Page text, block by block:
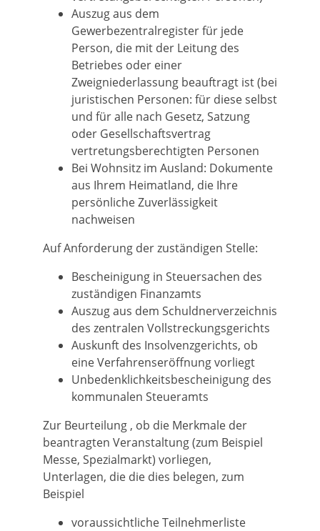
Auszug aus dem
Gewerbezentralregister für jede
Person, die mit der Leitung des
Betriebes oder einer
Zweigniederlassung beauftragt ist (bei
juristischen Personen: für diese selbst
und für alle nach Gesetz, Satzung
oder Gesellschaftsvertrag
vertretungsberechtigten Personen
Bei Wohnsitz im Ausland: Dokumente
aus Ihrem Heimatland, die Ihre
persönliche Zuverlässigkeit
nachweisen
Auf Anforderung der zuständigen Stelle:
Bescheinigung in Steuersachen des
zuständigen Finanzamts
Auszug aus dem Schuldnerverzeichnis
des zentralen Vollstreckungsgerichts
Auskunft des Insolvenzgerichts, ob
eine Verfahrenseröffnung vorliegt
Unbedenklichkeitsbescheinigung des
kommunalen Steueramts
Zur Beurteilung , ob die Merkmale der
beantragten Veranstaltung (zum Beispiel
Messe, Spezialmarkt) vorliegen,
Unterlagen, die die dies belegen, zum
Beispiel
voraussichtliche Teilnehmerliste